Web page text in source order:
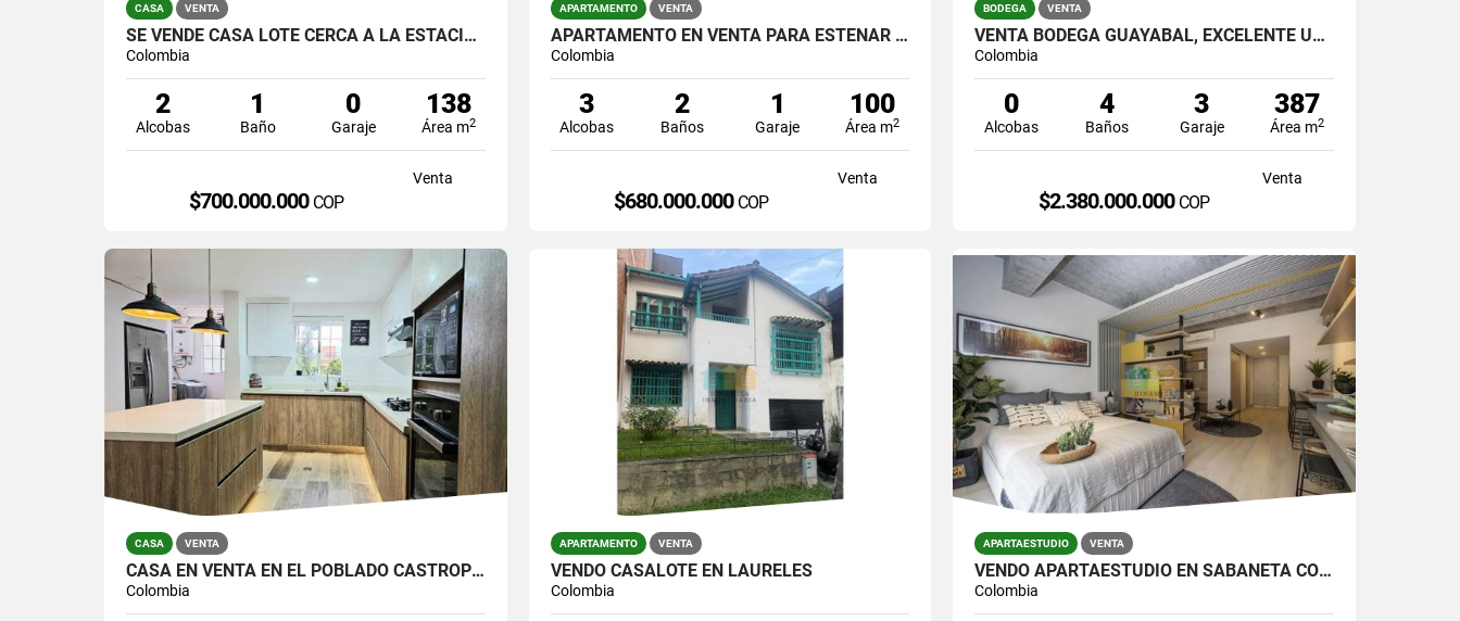
CASA VENTA
SE VENDE CASA LOTE CERCA A LA ESTACION DE SAN JAVIER
Colombia
2
Alcobas
1
Baño
0
Garaje
138
Área m2
Venta
$700.000.000 COP
APARTAMENTO VENTA
APARTAMENTO EN VENTA PARA ESTENAR EN LA AMERICA
Colombia
3
Alcobas
2
Baños
1
Garaje
100
Área m2
Venta
$680.000.000 COP
BODEGA VENTA
VENTA BODEGA GUAYABAL, EXCELENTE UBICACION EN MALL INDUSTRIAL
Colombia
0
Alcobas
4
Baños
3
Garaje
387
Área m2
Venta
$2.380.000.000 COP
CASA VENTA
CASA EN VENTA EN EL POBLADO CASTROPOL
Colombia
APARTAMENTO VENTA
VENDO CASALOTE EN LAURELES
Colombia
APARTAESTUDIO VENTA
VENDO APARTAESTUDIO EN SABANETA CON PARQUEADERO
Colombia